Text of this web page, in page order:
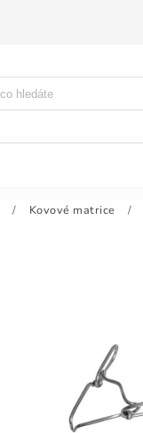
/ Kovové matrice /